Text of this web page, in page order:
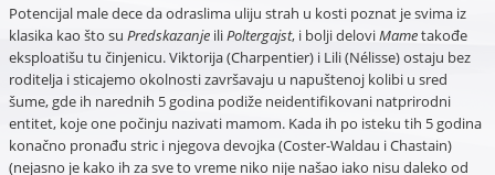
Potencijal male dece da odraslima uliju strah u kosti poznat je svima iz
klasika kao što su PredskazanjeiliPoltergajst, i bolji deloviMametakođe
eksploatišu tu činjenicu. Viktorija (Charpentier) i Lili (Nélisse) ostaju bez
roditelja i sticajemo okolnosti završavaju u napuštenoj kolibi u sred
šume, gde ih narednih 5 godina podiže neidentifikovani natprirodni
entitet, koje one počinju nazivati mamom. Kada ih po isteku tih 5 godina
konačno pronađu stric i njegova devojka (Coster-Waldau i Chastain)
(nejasno je kako ih za sve to vreme niko nije našao iako nisu daleko od